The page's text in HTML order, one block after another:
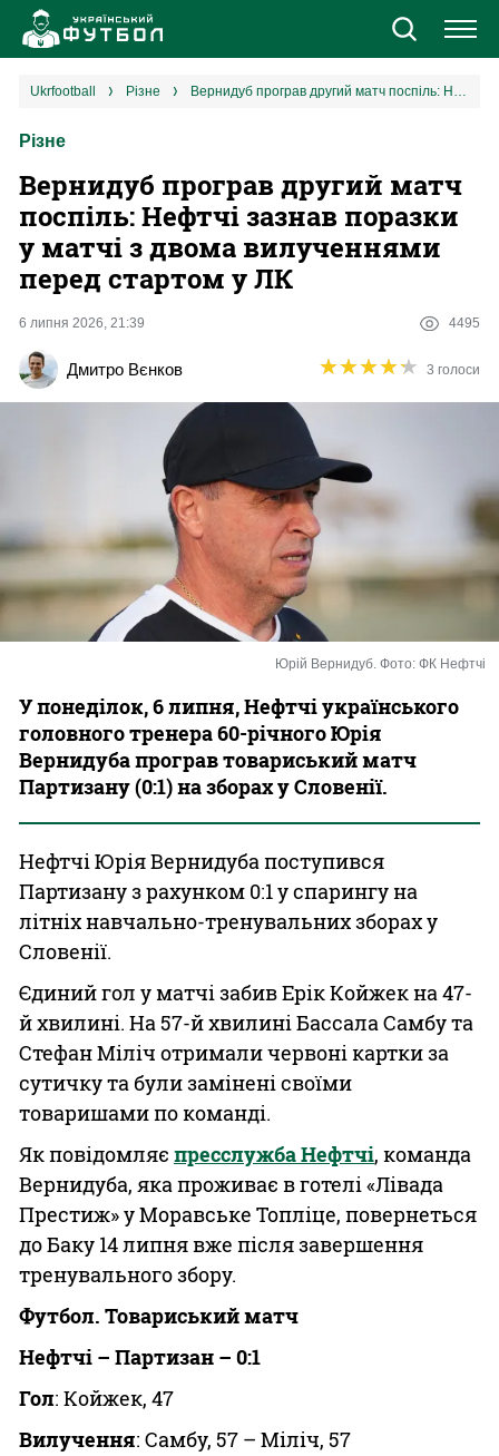
Новини
Єврокубки
УПЛ
Букмекери
Казино
ukrfootball різне Вернидуб програв другий матч поспіль: Нефтчі зазнав поразки у матчі з двома вилученнями перед стартом у ЛК
Різне
Вернидуб програв другий матч
поспіль: Нефтчі зазнав поразки
у матчі з двома вилученнями
перед стартом у ЛК
6 липня 2026, 21:39 4495
Дмитро Вєнков ★★★★★
★★★★★ 3 голоси
Юрій Вернидуб. Фото: ФК Нефтчі
У понеділок, 6 липня, Нефтчі українського
головного тренера 60-річного Юрія
Вернидуба програв товариський матч
Партизану (0:1) на зборах у Словенії.
Нефтчі Юрія Вернидуба поступився
Партизану з рахунком 0:1 у спарингу на
літніх навчально-тренувальних зборах у
Словенії.
Єдиний гол у матчі забив Ерік Койжек на 47-
й хвилині. На 57-й хвилині Бассала Самбу та
Стефан Міліч отримали червоні картки за
сутичку та були замінені своїми
товаришами по команді.
Як повідомляє пресслужба Нефтчі, команда
Вернидуба, яка проживає в готелі «Лівада
Престиж» у Моравське Топліце, повернеться
до Баку 14 липня вже після завершення
тренувального збору.
Футбол. Товариський матч
Нефтчі – Партизан – 0:1
Гол: Койжек, 47
Вилучення: Самбу, 57 – Міліч, 57